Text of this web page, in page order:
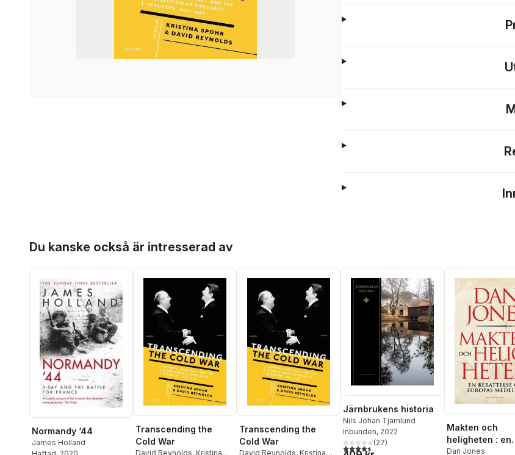
Du kanske också är intresserad av
Normandy ‘44
James Holland
Transcending the
Cold War
David Reynolds, Kristina
Transcending the
Cold War
David Reynolds, Kristina
Järnbrukens historia
Nils Johan Tjärnlund
Inbunden, 2022
4,5utav 5 stjärnor. Totalt antal röster:
(27)
Makten och
heligheten : en
berättelse om
Dan Jones